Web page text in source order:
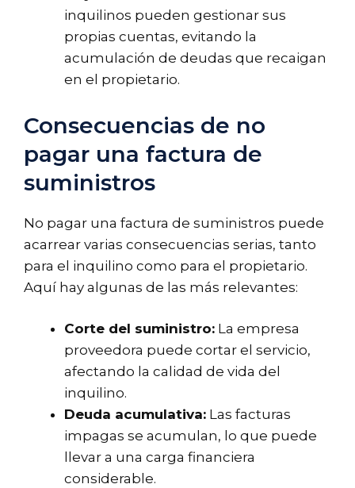
inquilinos pueden gestionar sus
propias cuentas, evitando la
acumulación de deudas que recaigan
en el propietario.
Consecuencias de no
pagar una factura de
suministros
No pagar una factura de suministros puede
acarrear varias consecuencias serias, tanto
para el inquilino como para el propietario.
Aquí hay algunas de las más relevantes:
Corte del suministro: La empresa
proveedora puede cortar el servicio,
afectando la calidad de vida del
inquilino.
Deuda acumulativa: Las facturas
impagas se acumulan, lo que puede
llevar a una carga financiera
considerable.